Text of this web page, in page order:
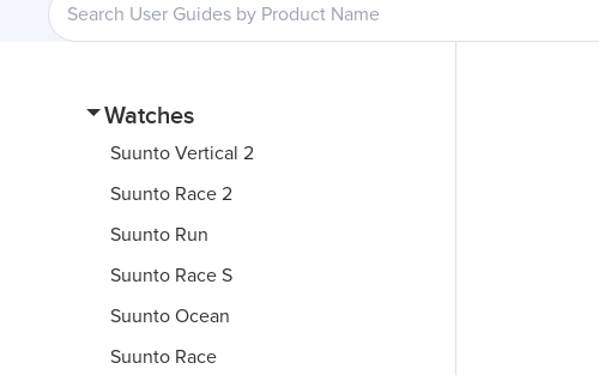
Watches
Suunto Vertical 2
Suunto Race 2
Suunto Run
Suunto Race S
Suunto Ocean
Suunto Race